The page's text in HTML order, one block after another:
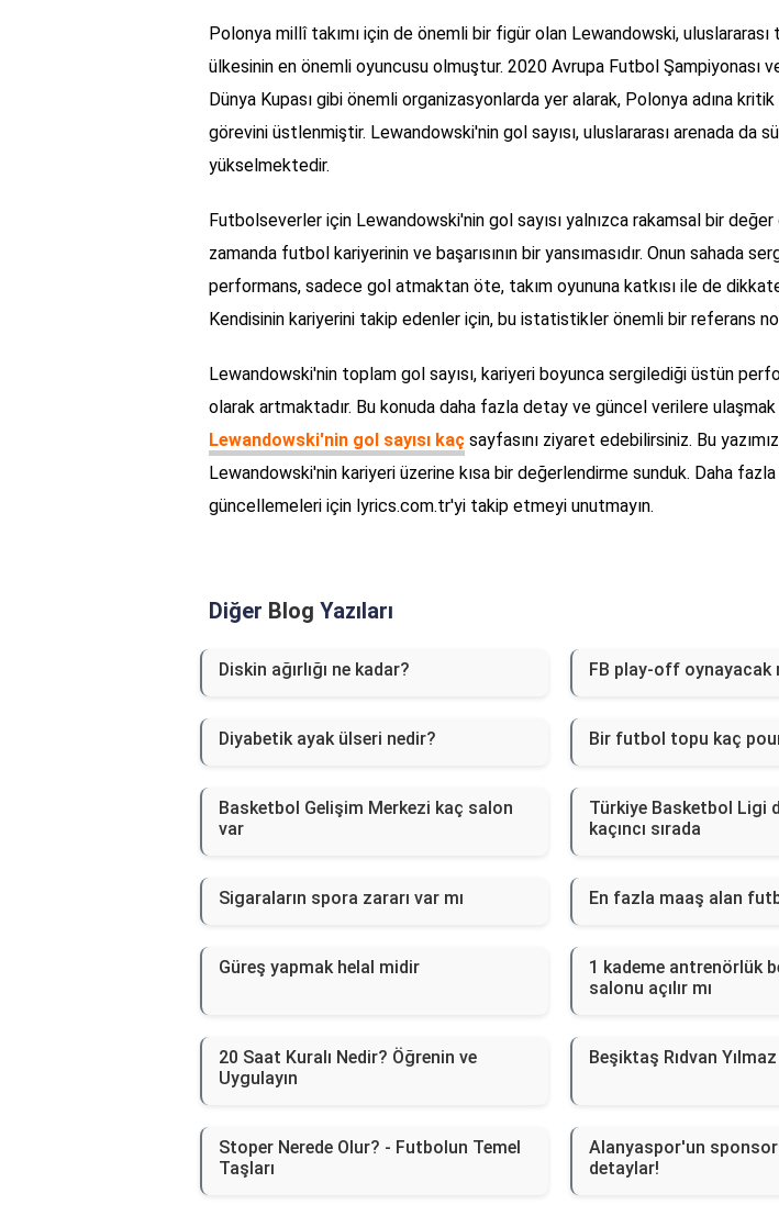
Polonya millî takımı için de önemli bir figür olan Lewandowski, uluslararası
ülkesinin en önemli oyuncusu olmuştur. 2020 Avrupa Futbol Şampiyonası
Dünya Kupası gibi önemli organizasyonlarda yer alarak, Polonya adına
görevini üstlenmiştir. Lewandowski'nin gol sayısı, uluslararası arenada da
yükselmektedir.
Futbolseverler için Lewandowski'nin gol sayısı yalnızca rakamsal bir değer
zamanda futbol kariyerinin ve başarısının bir yansımasıdır. Onun sahada
performans, sadece gol atmaktan öte, takım oyununa katkısı ile de
Kendisinin kariyerini takip edenler için, bu istatistikler önemli bir referans
Lewandowski'nin toplam gol sayısı, kariyeri boyunca sergilediği üstün
olarak artmaktadır. Bu konuda daha fazla detay ve güncel verilere
Lewandowski'nin gol sayısı kaç sayfasını ziyaret edebilirsiniz. Bu
Lewandowski'nin kariyeri üzerine kısa bir değerlendirme sunduk. Daha
güncellemeleri için lyrics.com.tr'yi takip etmeyi unutmayın.
Diğer Blog Yazıları
Diskin ağırlığı ne kadar? FB play-off oynayacak
Diyabetik ayak ülseri nedir? Bir futbol topu kaç
Basketbol Gelişim Merkezi kaç salon
var
Türkiye Basketbol Ligi
kaçıncı sırada
Sigaraların spora zararı var mı En fazla maaş alan
Güreş yapmak helal midir
1 kademe antrenörlük
salonu açılır mı
20 Saat Kuralı Nedir? Öğrenin ve
Uygulayın
Beşiktaş Rıdvan
Stoper Nerede Olur? - Futbolun Temel
Taşları
Alanyaspor'un
detaylar!